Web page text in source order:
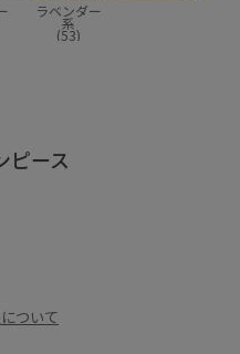
ラベンダー
系
(53)
ピース
ついて